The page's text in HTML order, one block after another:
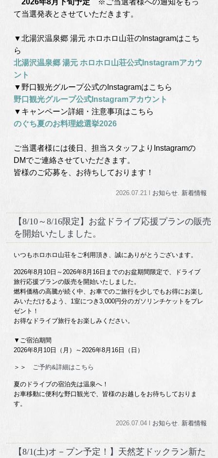
て当選発表とさせていただきます。
▼北湯沢温泉郷 湯元 ホロホロ山荘のInstagramはこち
ら
北湯沢温泉郷 湯元 ホロホロ山荘公式Instagramアカウ
ント
▼野口観光グループ公式のInstagramはこちら
野口観光グループ公式Instagramアカウント
▼キャンペーン詳細・注意事項はこちら
のぐち夏のお料理総選挙2026
ご当選者様には後日、担当スタッフよりInstagramの
DMでご連絡させていただきます。
皆様のご応募を、お待ちしております！
2026.07.21 l お知らせ. 新着情報
【8/10～8/16限定】お盆ドライブ応援プランの販売
を開始いたしました。
いつもホロホロ山荘をご利用頂き、誠にありがとうございます。
2026年8月10日～2026年8月16日までのお盆期間限定で、ドライブ
旅行応援プランの販売を開始いたしました。
燃料価格の高騰が続く中、お車でのご旅行を少しでもお得にお楽し
みいただけるよう、1室につき3,000円分のガソリンチケットをプレ
ゼント！
お得なドライブ旅行をお楽しみください。
▼ご宿泊期間
2026年8月10日（月）～2026年8月16日（日）
＞＞ ご予約&詳細はこちら
夏のドライブの宿泊先は温泉へ！
お車移動に便利な野口観光で、皆様のお越しをお待ちしておりま
す。
2026.07.04 l お知らせ. 新着情報
【8/1(土)オ－プン予定！】天然芝ドックラン新た